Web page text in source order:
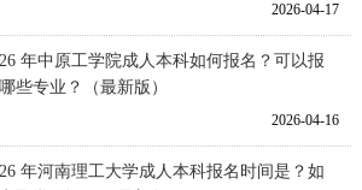
2026-04-17
年中原工学院成人本科如何报名？可以报
些专业？（最新版）
2026-04-16
年河南理工大学成人本科报名时间是？如